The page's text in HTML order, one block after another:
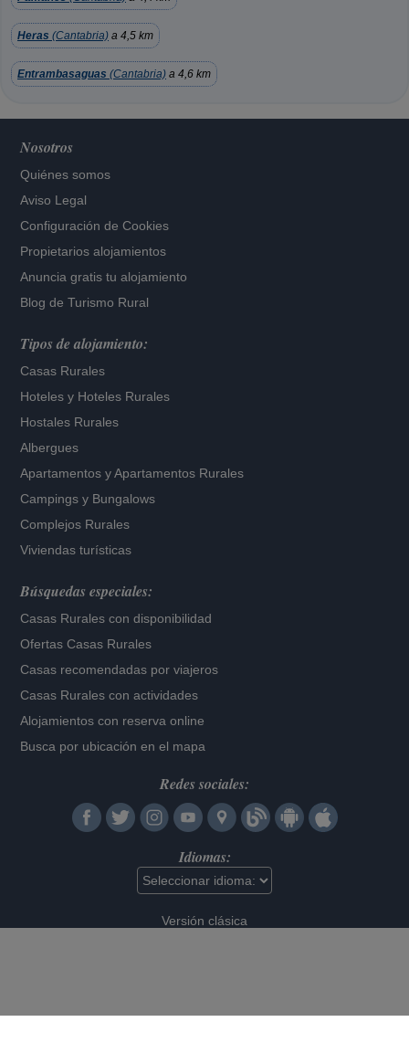
Heras (Cantabria) a 4,5 km
Entrambasaguas (Cantabria) a 4,6 km
Nosotros
Quiénes somos
Aviso Legal
Configuración de Cookies
Propietarios alojamientos
Anuncia gratis tu alojamiento
Blog de Turismo Rural
Tipos de alojamiento:
Casas Rurales
Hoteles y Hoteles Rurales
Hostales Rurales
Albergues
Apartamentos yApartamentos Rurales
Campings y Bungalows
Complejos Rurales
Viviendas turísticas
Búsquedas especiales:
Casas Rurales con disponibilidad
Ofertas Casas Rurales
Casas recomendadas por viajeros
Casas Rurales con actividades
Alojamientos con reserva online
Busca por ubicación en el mapa
Redes sociales:
Idiomas:
Versión clásica